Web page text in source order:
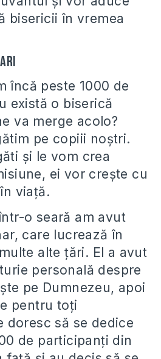
bisericii în vremea
încă peste 1000 de
există o biserică
va merge acolo?
pe copiii noștri.
și le vom crea
ei vor crește cu
viață.
o seară am avut
care lucrează în
alte țări. El a avut
personală despre
pe Dumnezeu, apoi
pentru toți
doresc să se dedice
de participanți din